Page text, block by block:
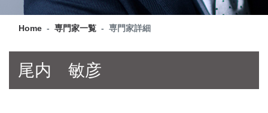
COMPANY
Q&A
Home 専門家一覧 専門家詳細
尾内 敏彦